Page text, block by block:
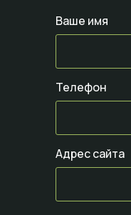
Ваше имя
Телефон
Адрес сайта